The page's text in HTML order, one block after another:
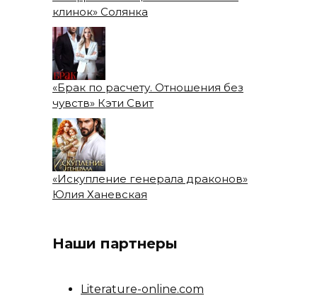
клинок» Солянка
«Брак по расчету. Отношения без
чувств» Кэти Свит
«Искупление генерала драконов»
Юлия Ханевская
Наши партнеры
Literature-online.com